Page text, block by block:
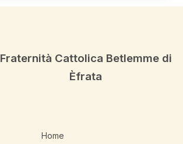
Fraternità Cattolica Betlemme di
Èfrata
Home